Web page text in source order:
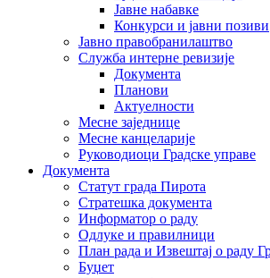
Јавне набавке
Конкурси и јавни позиви
Јавно правобранилаштво
Служба интерне ревизије
Документа
Планови
Актуелности
Месне заједнице
Месне канцеларије
Руководиоци Градске управе
Документа
Статут града Пирота
Стратешка документа
Информатор о раду
Одлуке и правилници
План рада и Извештај о раду
Буџет